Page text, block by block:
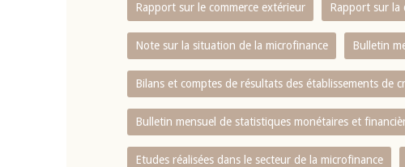
Rapport sur le commerce extérieur Rapport sur la
Note sur la situation de la microfinance Bulletin
Bilans et comptes de résultats des établissements de
Bulletin mensuel de statistiques monétaires et
Etudes réalisées dans le secteur de la microfinance